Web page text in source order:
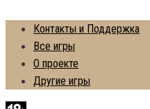
Контакты и Поддержка
Все игры
О проекте
Другие игры